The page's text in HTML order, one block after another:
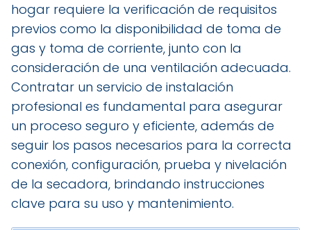
hogar requiere la verificación de requisitos
previos como la disponibilidad de toma de
gas y toma de corriente, junto con la
consideración de una ventilación adecuada.
Contratar un servicio de instalación
profesional es fundamental para asegurar
un proceso seguro y eficiente, además de
seguir los pasos necesarios para la correcta
conexión, configuración, prueba y nivelación
de la secadora, brindando instrucciones
clave para su uso y mantenimiento.